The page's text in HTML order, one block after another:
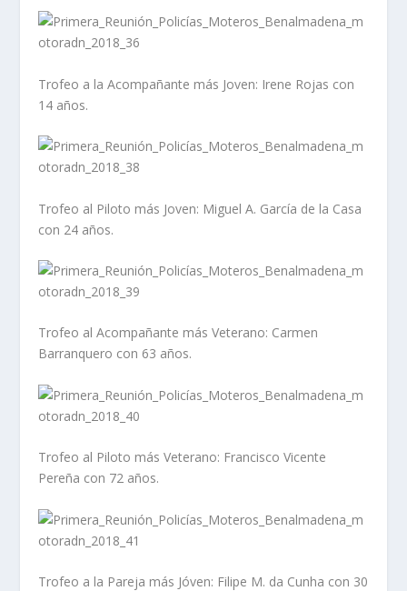
Trofeo a la Acompañante más Joven: Irene Rojas con
14 años.
Trofeo al Piloto más Joven: Miguel A. García de la Casa
con 24 años.
Trofeo al Acompañante más Veterano: Carmen
Barranquero con 63 años.
Trofeo al Piloto más Veterano: Francisco Vicente
Pereña con 72 años.
Trofeo a la Pareja más Jóven: Filipe M. da Cunha con 30